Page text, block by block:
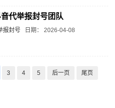
代举报封号团队
报封号 日期： 2026-04-08
3 4 5 后一页 尾页